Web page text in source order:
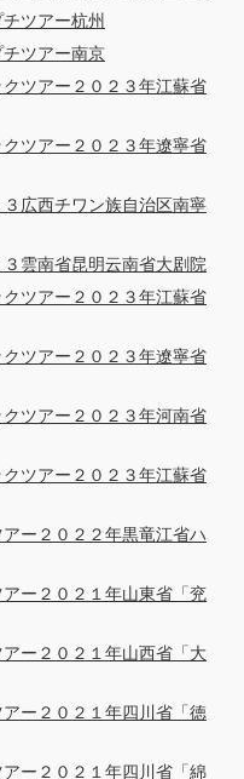
ツアー杭州
ツアー南京
ツアー２０２３年江蘇省
ツアー２０２３年遼寧省
広西チワン族自治区南寧
雲南省昆明云南省大剧院
ツアー２０２３年江蘇省
ツアー２０２３年遼寧省
ツアー２０２３年河南省
ツアー２０２３年江蘇省
ー２０２２年黒竜江省ハ
ー２０２１年山東省「兖
ー２０２１年山西省「大
ー２０２１年四川省「徳
ー２０２１年四川省「綿